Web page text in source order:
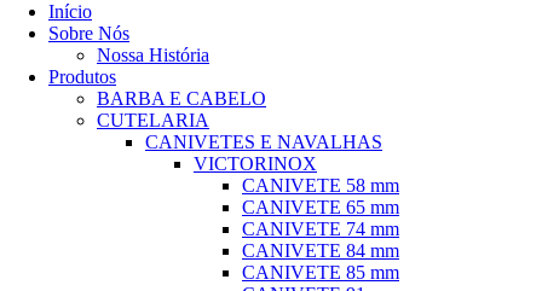
Início
Sobre Nós
Nossa História
Produtos
BARBA E CABELO
CUTELARIA
CANIVETES E NAVALHAS
VICTORINOX
CANIVETE 58 mm
CANIVETE 65 mm
CANIVETE 74 mm
CANIVETE 84 mm
CANIVETE 85 mm